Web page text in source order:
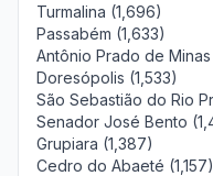
Turmalina (1,696)
Passabém (1,633)
Antônio Prado de Minas
Doresópolis (1,533)
São Sebastião do Rio
Senador José Bento
Grupiara (1,387)
Cedro do Abaeté (1,157)